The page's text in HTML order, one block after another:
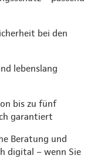
bei den
lebenslang
bis zu fünf
garantiert
Beratung und
digital – wenn Sie